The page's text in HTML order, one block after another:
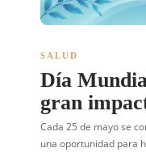
SALUD
Día
gran
Cada 25 de mayo se
una oportunidad para